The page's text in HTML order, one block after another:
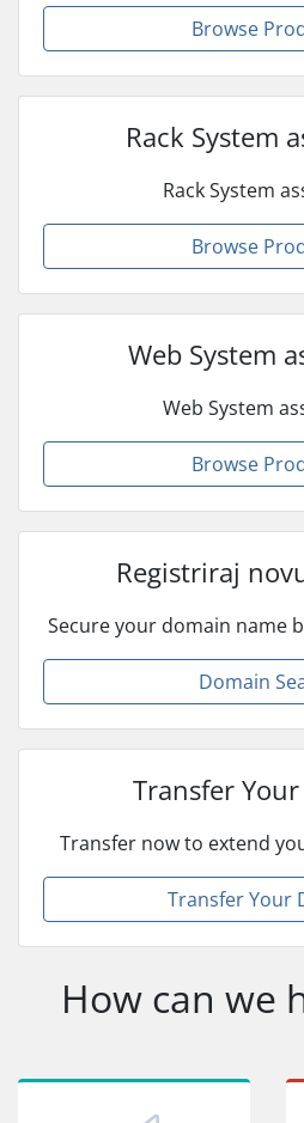
Browse
Rack System
Rack System
Browse
Web System
Web System
Browse
Registriraj
Secure your domain name
Domain
Transfer
Transfer now to extend
Transfer Your
How can we